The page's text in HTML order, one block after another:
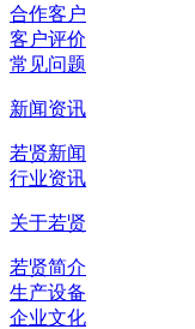
合作客户
客户评价
常见问题
新闻资讯
若贤新闻
行业资讯
关于若贤
若贤简介
生产设备
企业文化